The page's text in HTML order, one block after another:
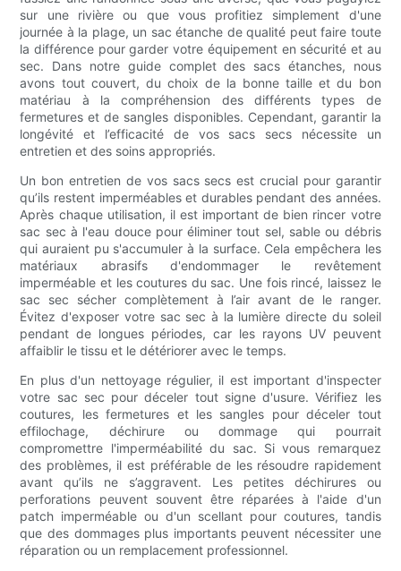
sur une rivière ou que vous profitiez simplement d'une
journée à la plage, un sac étanche de qualité peut faire toute
la différence pour garder votre équipement en sécurité et au
sec. Dans notre guide complet des sacs étanches, nous
avons tout couvert, du choix de la bonne taille et du bon
matériau à la compréhension des différents types de
fermetures et de sangles disponibles. Cependant, garantir la
longévité et l’efficacité de vos sacs secs nécessite un
entretien et des soins appropriés.
Un bon entretien de vos sacs secs est crucial pour garantir
qu’ils restent imperméables et durables pendant des années.
Après chaque utilisation, il est important de bien rincer votre
sac sec à l'eau douce pour éliminer tout sel, sable ou débris
qui auraient pu s'accumuler à la surface. Cela empêchera les
matériaux abrasifs d'endommager le revêtement
imperméable et les coutures du sac. Une fois rincé, laissez le
sac sec sécher complètement à l’air avant de le ranger.
Évitez d'exposer votre sac sec à la lumière directe du soleil
pendant de longues périodes, car les rayons UV peuvent
affaiblir le tissu et le détériorer avec le temps.
En plus d'un nettoyage régulier, il est important d'inspecter
votre sac sec pour déceler tout signe d'usure. Vérifiez les
coutures, les fermetures et les sangles pour déceler tout
effilochage, déchirure ou dommage qui pourrait
compromettre l'imperméabilité du sac. Si vous remarquez
des problèmes, il est préférable de les résoudre rapidement
avant qu’ils ne s’aggravent. Les petites déchirures ou
perforations peuvent souvent être réparées à l'aide d'un
patch imperméable ou d'un scellant pour coutures, tandis
que des dommages plus importants peuvent nécessiter une
réparation ou un remplacement professionnel.